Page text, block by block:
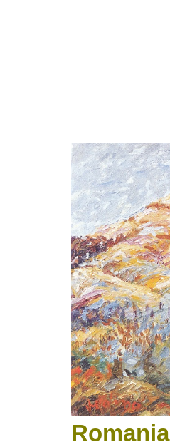
Romania